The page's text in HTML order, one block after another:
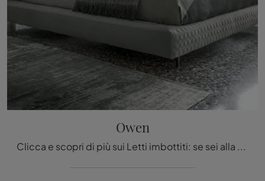
Owen
Clicca e scopri di più sui Letti imbottiti: se sei alla ricerca di modelli matrimoniali design, il modello Owen Bonaldo fa per te.